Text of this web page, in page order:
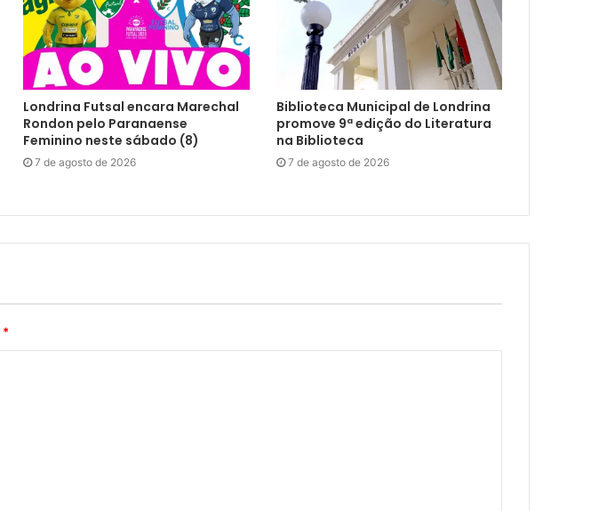
Londrina Futsal encara Marechal
Rondon pelo Paranaense
Feminino neste sábado (8)
7 de agosto de 2026
Biblioteca Municipal de Londrina
promove 9ª edição do Literatura
na Biblioteca
7 de agosto de 2026
*